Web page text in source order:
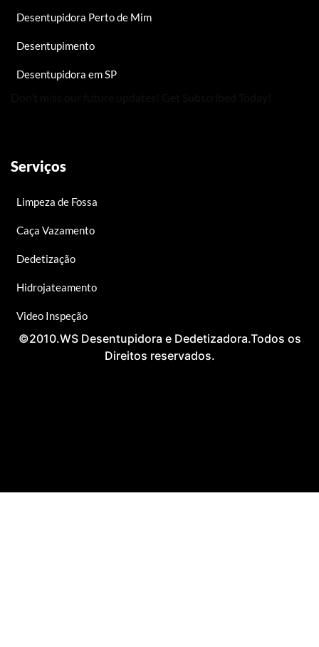
Desentupidora Perto de Mim
Desentupimento
Desentupidora em SP
Serviços
Limpeza de Fossa
Caça Vazamento
Dedetização
Hidrojateamento
Video Inspeção
©2010.WS Desentupidora e Dedetizadora.Todos os
Direitos reservados.